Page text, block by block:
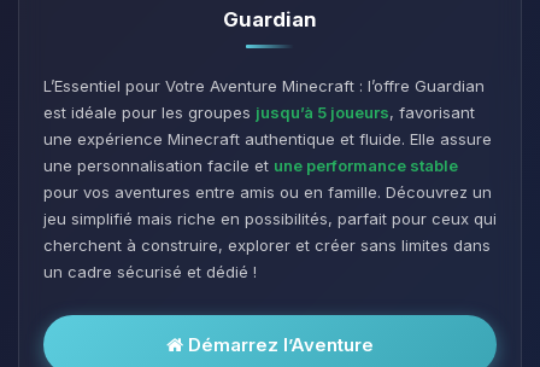
Guardian
L’Essentiel pour Votre Aventure Minecraft : l’offre Guardian
est idéale pour les groupes jusqu’à 5 joueurs, favorisant
une expérience Minecraft authentique et fluide. Elle assure
une personnalisation facile et une performance stable
pour vos aventures entre amis ou en famille. Découvrez un
jeu simplifié mais riche en possibilités, parfait pour ceux qui
cherchent à construire, explorer et créer sans limites dans
un cadre sécurisé et dédié !
Démarrez l’Aventure